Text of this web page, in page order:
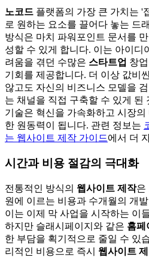
노코드 플랫폼의 가장 큰 가치는 '
로 원하는 요소를 끌어다 놓는 드
방식은 마치 파워포인트 문서를
성할 수 있게 합니다. 이는 아이디
려움을 겪던 수많은 스타트업 창
기회를 제공합니다. 더 이상 값비
않고도 자신의 비즈니스 모델을
는 채널을 직접 구축할 수 있게 된
기술은 혁신을 가속화하고 시장
한 원동력이 됩니다. 관련 정보는
는 웹사이트 제작 가이드에서 더
시간과 비용 절감의 극대화
전통적인 방식의 웹사이트 제작은
원에 이르는 비용과 수개월의 개
이는 이제 막 사업을 시작하는 이
하지만 슬래시페이지와 같은 홈페
한 부담을 획기적으로 줄일 수 있
리적인 비용으로 즉시 웹사이트